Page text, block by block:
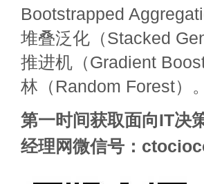
Bootstrapped
堆叠泛化（Stacked
推进机（Gradient
林（Random Forest）。
第一时间获取面向IT决
经理网微信号：